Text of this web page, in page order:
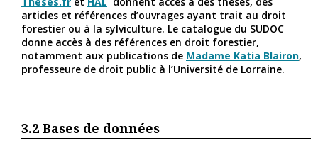
articles et références d’ouvrages ayant trait au droit
forestier ou à la sylviculture. Le catalogue du SUDOC
donne accès à des références en droit forestier,
notamment aux publications de Madame Katia Blairon,
professeure de droit public à l’Université de Lorraine.
3.2 Bases de données